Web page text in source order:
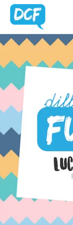
Home
Chi Sono
Regali Creativi
Lavora con me
Portfolio
Blog
Contatti